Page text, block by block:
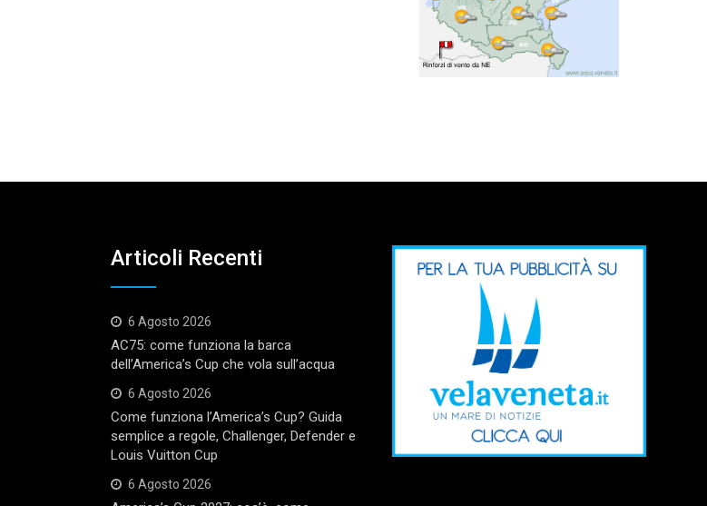
Articoli Recenti
6 Agosto 2026
AC75: come funziona la barca
dell’America’s Cup che vola sull’acqua
6 Agosto 2026
Come funziona l’America’s Cup? Guida
semplice a regole, Challenger, Defender e
Louis Vuitton Cup
6 Agosto 2026